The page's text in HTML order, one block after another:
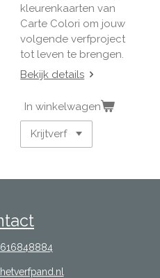
kleurenkaarten van
Carte Colori om jouw
volgende verfproject
tot leven te brengen.
Bekijk details
In winkelwagen